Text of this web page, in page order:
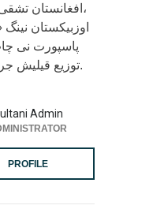
افغانستان
توزیع قیلیش جریانی باشلنگنیدن خبر بیرگنلر.
Admin
PROFILE